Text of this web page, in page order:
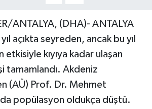
ANTALYA, (DHA)- ANTALYA
açıkta seyreden, ancak bu yıl
kıyıya kadar ulaşan
tamamlandı. Akdeniz
(AÜ) Prof. Dr. Mehmet
popülasyon oldukça düştü.